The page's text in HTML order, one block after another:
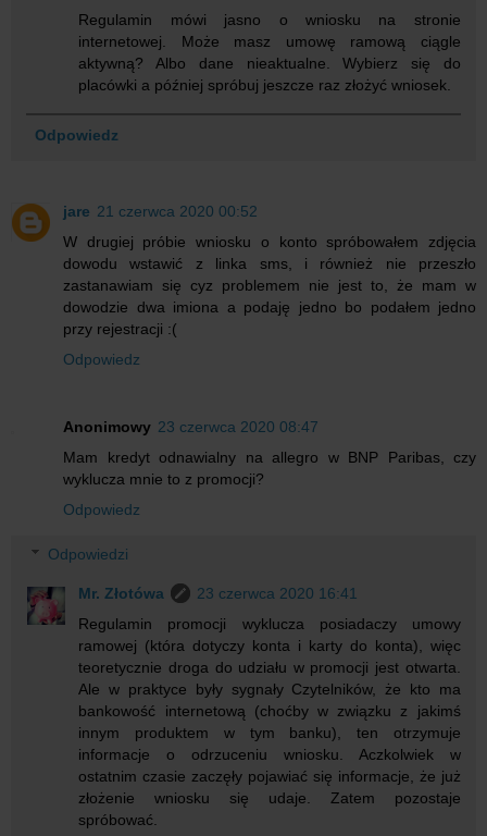
Regulamin mówi jasno o wniosku na stronie
internetowej. Może masz umowę ramową ciągle
aktywną? Albo dane nieaktualne. Wybierz się do
placówki a później spróbuj jeszcze raz złożyć wniosek.
Odpowiedz
jare 21 czerwca 2020 00:52
W drugiej próbie wniosku o konto spróbowałem zdjęcia
dowodu wstawić z linka sms, i również nie przeszło
zastanawiam się cyz problemem nie jest to, że mam w
dowodzie dwa imiona a podaję jedno bo podałem jedno
przy rejestracji :(
Odpowiedz
Anonimowy 23 czerwca 2020 08:47
Mam kredyt odnawialny na allegro w BNP Paribas, czy
wyklucza mnie to z promocji?
Odpowiedz
Odpowiedzi
Mr. Złotówa
23 czerwca 2020 16:41
Regulamin promocji wyklucza posiadaczy umowy
ramowej (która dotyczy konta i karty do konta), więc
teoretycznie droga do udziału w promocji jest otwarta.
Ale w praktyce były sygnały Czytelników, że kto ma
bankowość internetową (choćby w związku z jakimś
innym produktem w tym banku), ten otrzymuje
informacje o odrzuceniu wniosku. Aczkolwiek w
ostatnim czasie zaczęły pojawiać się informacje, że już
złożenie wniosku się udaje. Zatem pozostaje
spróbować.